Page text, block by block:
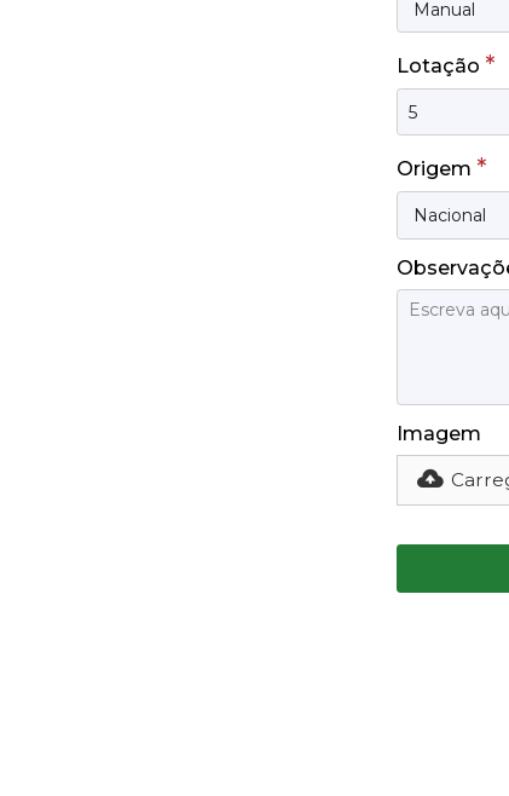
Lotação *
Origem *
Imagem